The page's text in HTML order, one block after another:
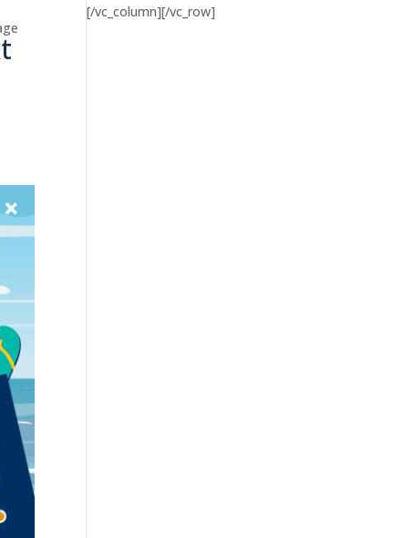
[/vc_column][/vc_row]